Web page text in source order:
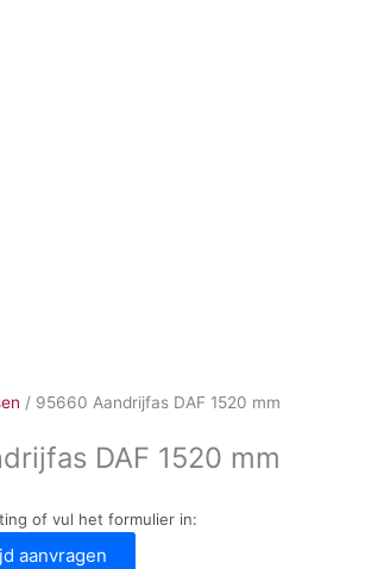
/ 95660 Aandrijfas DAF 1520 mm
DAF 1520 mm
of vul het formulier in:
aanvragen